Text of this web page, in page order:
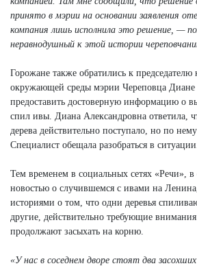
принято в мэрии на основании заявления
компания лишь исполнила это решение, —
неравнодушный к этой истории
Горожане также обратились к председателю
окружающей среды мэрии Череповца Диане
предоставить достоверную информацию о
спил ивы. Диана Александровна ответила,
дерева действительно поступало, но по
Специалист обещала разобраться в ситуации.
Тем временем в социальных сетях «Речи»,
новостью о случившемся с ивами на Ленина,
историями о том, что одни деревья
другие, действительно требующие
продолжают засыхать на корню.
«У нас в соседнем дворе стоят два